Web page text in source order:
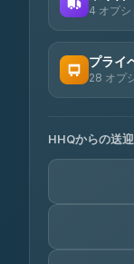
Nor
4.02
Roong
4.54
Transport
4.18(778)
4 オプ
4.41
プライ
28 オプ
Freedom
4.88(57)
Kim
HHQからの送